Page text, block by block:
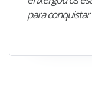
para